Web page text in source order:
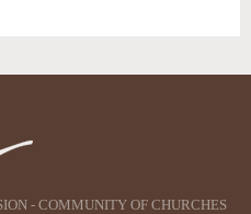
- COMMUNITY OF CHURCHES